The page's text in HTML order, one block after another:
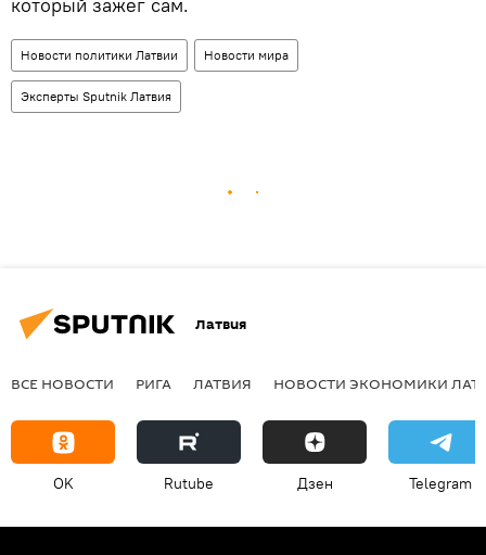
который зажег сам.
Новости политики Латвии Новости мира
Эксперты Sputnik Латвия
Латвия
ВСЕ НОВОСТИ РИГА ЛАТВИЯ НОВОСТИ ЭКОНОМИКИ
OK Rutube Дзен Telegram